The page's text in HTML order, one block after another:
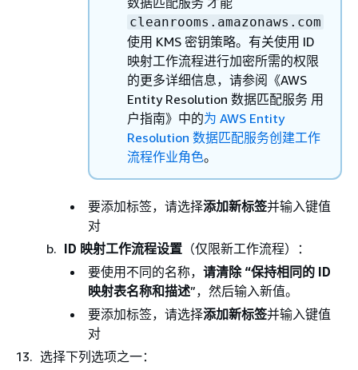
cleanrooms.amazonaws.com
使用 KMS 密钥策略。有关使用 ID
映射工作流程进行加密所需的权限
的更多详细信息，请参阅 《AWS
Entity Resolution 数据匹配服务 用
户指南》中的为 AWS Entity
Resolution 数据匹配服务创建工作
流程作业角色。
要添加标签，请选择添加新标签并输入键值
对
ID 映射工作流程设置 （仅限新工作流程）：
要使用不同的名称， 请清除 “保持相同的 ID
映射表名称和描述”，然后输入新值。
要添加标签，请选择添加新标签并输入键值
对
选择下列选项之一：